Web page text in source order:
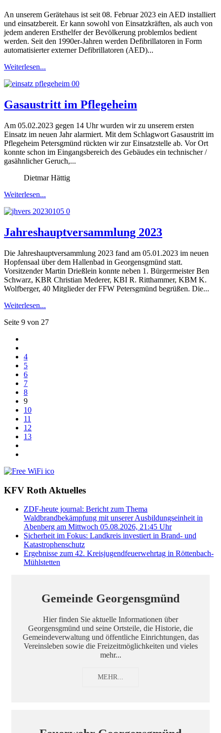
An unserem Gerätehaus ist seit 08. Februar 2023 ein AED installiert
und einsatzbereit. Er kann sowohl von Einsatzkräften, als auch von
jedem anderen Ersthelfer der Bevölkerung problemlos bedient
werden. Seit den 1990er-Jahren werden Defibrillatoren in Form
automatisierter externer Defibrillatoren (AED)...
Weiterlesen...
Gasaustritt im Pflegeheim
Am 05.02.2023 gegen 14 Uhr wurden wir zu unserem ersten
Einsatz im neuen Jahr alarmiert. Mit dem Schlagwort Gasaustritt im
Pflegeheim Petersgmünd rückten wir zur Einsatzstelle ab. Vor Ort
konnte schon im Eingangsbereich des Gebäudes ein technischer /
gasähnlicher Geruch,...
Dietmar Hättig
Weiterlesen...
Jahreshauptversammlung 2023
Die Jahreshauptversammlung 2023 fand am 05.01.2023 im neuen
Hopfensaal über dem Hallenbad in Georgensgmünd statt.
Vorsitzender Martin Drießlein konnte neben 1. Bürgermeister Ben
Schwarz, KBR Christian Mederer, KBI R. Ritthammer, KBM K.
Wolfberger, 40 Mitglieder der FFW Petersgmünd begrüßen. Die...
Weiterlesen...
Seite 9 von 27
4
5
6
7
8
9
10
11
12
13
KFV Roth Aktuelles
ZDF-heute journal: Bericht zum Thema
Waldbrandbekämpfung mit unserer Ausbildungseinheit in
Abenberg am Mittwoch 05.08.2026, 21:45 Uhr
Sicherheit im Fokus: Landkreis investiert in Brand- und
Katastrophenschutz
Ergebnisse zum 42. Kreisjugendfeuerwehrtag in Röttenbach-
Mühlstetten
Gemeinde Georgensgmünd
Hier finden Sie aktuelle Informationen über
Georgensgmünd und seine Ortsteile, die Historie, die
Gemeindeverwaltung und öffentliche Einrichtungen, das
Vereinsleben sowie die Freizeitmöglichkeiten und vieles
mehr...
MEHR...